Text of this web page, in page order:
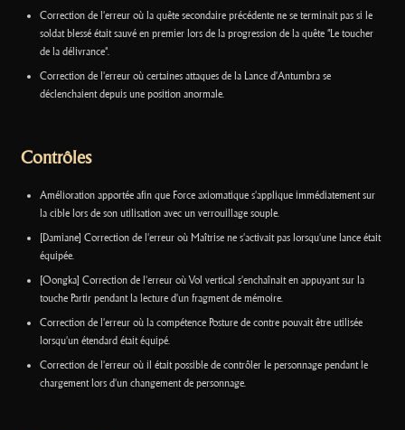
Correction de l'erreur où la quête secondaire précédente ne se terminait pas si le
soldat blessé était sauvé en premier lors de la progression de la quête "Le toucher
de la délivrance".
Correction de l'erreur où certaines attaques de la Lance d'Antumbra se
déclenchaient depuis une position anormale.
Contrôles
Amélioration apportée afin que Force axiomatique s'applique immédiatement sur
la cible lors de son utilisation avec un verrouillage souple.
[Damiane] Correction de l'erreur où Maîtrise ne s'activait pas lorsqu'une lance était
équipée.
[Oongka] Correction de l'erreur où Vol vertical s'enchaînait en appuyant sur la
touche Partir pendant la lecture d'un fragment de mémoire.
Correction de l'erreur où la compétence Posture de contre pouvait être utilisée
lorsqu'un étendard était équipé.
Correction de l'erreur où il était possible de contrôler le personnage pendant le
chargement lors d'un changement de personnage.